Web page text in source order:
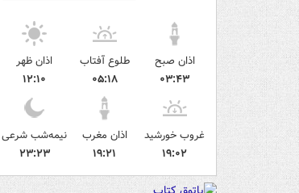
اذان صبح
۰۳:۴۳
طلوع آفتاب
۰۵:۱۸
اذان ظهر
۱۲:۱۰
غروب خورشید
۱۹:۰۲
اذان مغرب
۱۹:۲۱
نیمه‌شب شرعی
۲۳:۲۳